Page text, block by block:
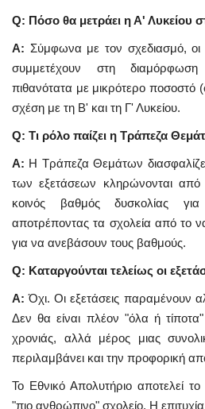
Q: Πόσο θα μετράει η Α' Λυκείου
A: Σύμφωνα με τον σχεδιασμό, οι
συμμετέχουν στη
πιθανότατα με μικρότερο ποσοστό
σχέση με τη Β' και τη Γ' Λυκείου.
Q: Τι ρόλο παίζει η Τράπεζα
A: Η Τράπεζα Θεμάτων
των εξετάσεων κληρώνονται
κοινός βαθμός δυσκολίας
αποτρέποντας τα σχολεία από το
για να ανεβάσουν τους βαθμούς.
Q: Καταργούνται τελείως οι
A:Όχι. Οι εξετάσεις παραμένουν
Δεν θα είναι πλέον "όλα ή
χρονιάς, αλλά μέρος μιας
περιλαμβάνει και την προφορική
Το Εθνικό Απολυτήριο αποτελεί
"πιο ανθρώπινο" σχολείο. Η